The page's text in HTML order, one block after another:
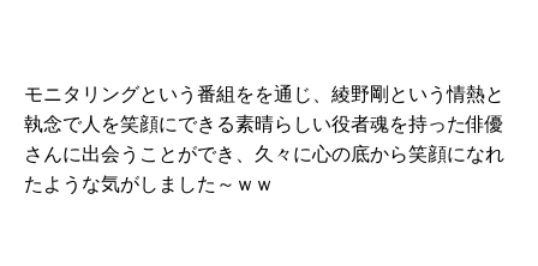
モニタリングという番組をを通じ、綾野剛という情熱と
執念で人を笑顔にできる素晴らしい役者魂を持った俳優
さんに出会うことができ、久々に心の底から笑顔になれ
たような気がしました～ｗｗ